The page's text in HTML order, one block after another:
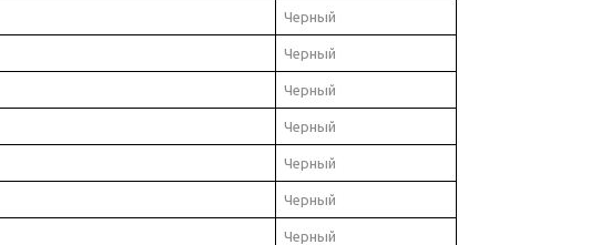
Черный
Черный
Черный
Черный
Черный
Черный
Черный